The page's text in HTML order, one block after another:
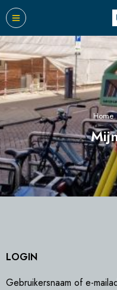
Home
LOGIN
Gebruikersnaam of e-